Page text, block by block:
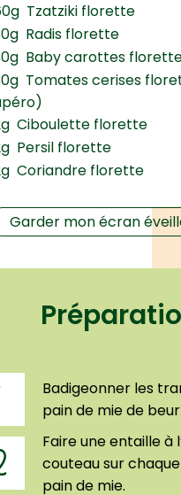
Tzatziki florette
Radis florette
Baby carottes
Tomates cerises
Ciboulette florette
Persil florette
Coriandre florette
Garder mon écran
Badigeonner les
pain de mie de
Faire une entaille à
couteau sur
pain de mie.